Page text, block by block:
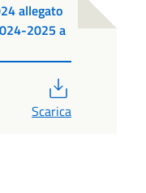
allegato
2025 a
Scarica